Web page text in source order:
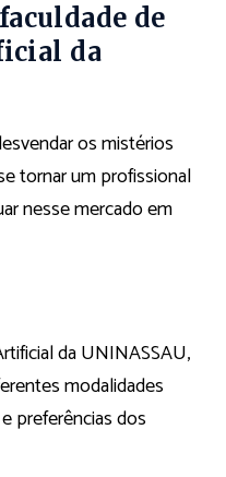
de
da
os mistérios
tornar um profissional
nesse mercado em
da UNINASSAU,
modalidades
preferências dos